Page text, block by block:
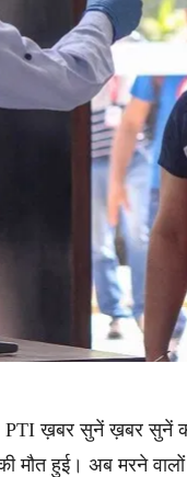
: PTI ख़बर सुनें ख़बर
मौत हुई। अब मरने